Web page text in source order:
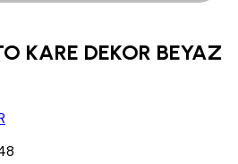
KARE DEKOR BEYAZ